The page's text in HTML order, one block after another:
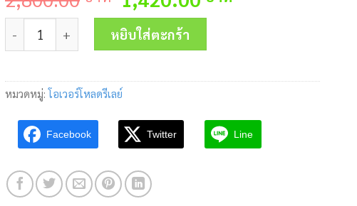
price
was:
2,800.00 บาท.
จำนวน โอเวอร์โหลดรีเลย์ TH-N120-125(100-150A) MITSUBISHI ชิ้น
หยิบใส่ตะกร้า
หมวดหมู่:โอเวอร์โหลดรีเลย์
Facebook Twitter Line